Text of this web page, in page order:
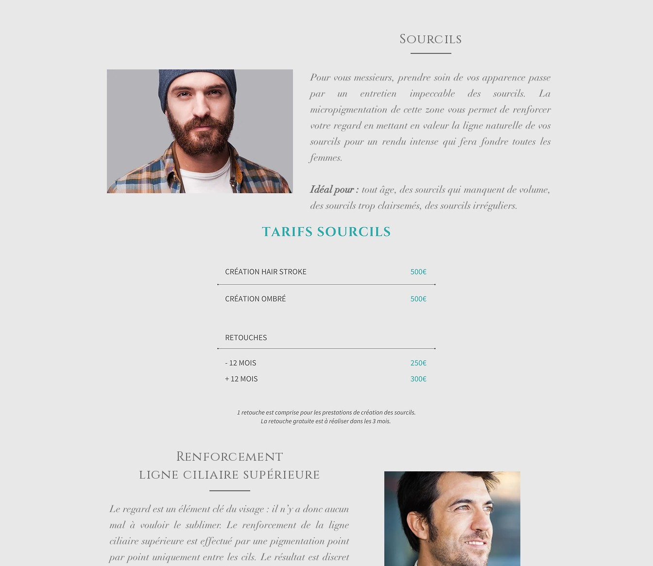
Sourcils
Pour vous messieurs, prendre soin de vos apparence passe
par un entretien impeccable des sourcils. La
micropigmentation de cette zone vous permet de renforcer
votre regard en mettant en valeur la ligne naturelle de vos
sourcils pour un rendu intense qui fera fondre toutes les
femmes.
Idéal pour : tout âge, des sourcils qui manquent de volume,
des sourcils trop clairsemés, des sourcils irréguliers.
Renforcement
ligne ciliaire supérieure
Le regard est un élément clé du visage : il n’y a donc aucun
mal à vouloir le sublimer. Le renforcement de la ligne
ciliaire supérieure est effectué par une pigmentation point
par point uniquement entre les cils. Le résultat est discret